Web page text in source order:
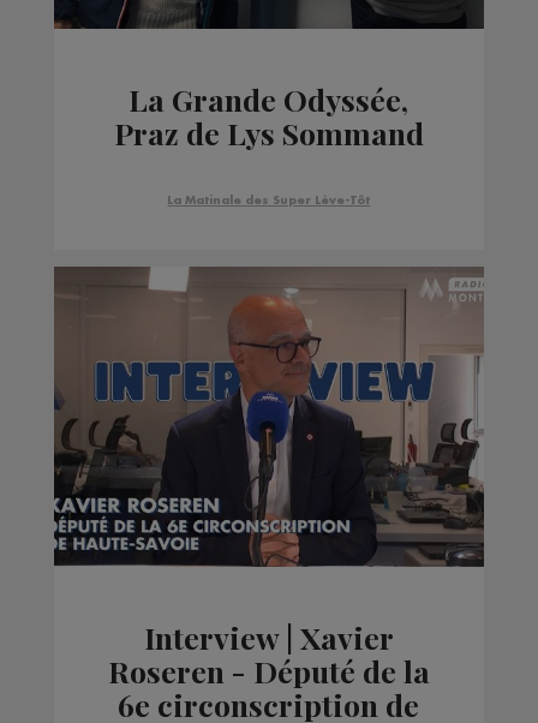
La Grande Odyssée,
Praz de Lys Sommand
La Matinale des Super Lève-Tôt
Interview | Xavier
Roseren - Député de la
6e circonscription de